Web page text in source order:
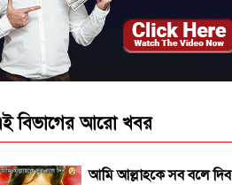
বিভাগের আরো খবর
আমি আল্লাহকে সব বলে দিব